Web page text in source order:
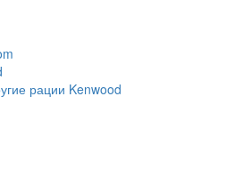
рации Kenwood